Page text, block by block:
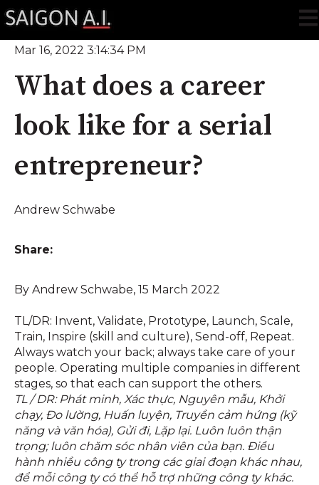
Mar 16, 2022 3:14:34 PM
What does a career
look like for a serial
entrepreneur?
Andrew Schwabe
Share:
By Andrew Schwabe, 15 March 2022
TL/DR: Invent, Validate, Prototype, Launch, Scale,
Train, Inspire (skill and culture), Send-off, Repeat.
Always watch your back; always take care of your
people. Operating multiple companies in different
stages, so that each can support the others.
TL / DR: Phát minh, Xác thực, Nguyên mẫu, Khởi
chạy, Đo lường, Huấn luyện, Truyền cảm hứng (kỹ
năng và văn hóa), Gửi đi, Lặp lại. Luôn luôn thận
trọng; luôn chăm sóc nhân viên của bạn. Điều
hành nhiều công ty trong các giai đoạn khác nhau,
để mỗi công ty có thể hỗ trợ những công ty khác.